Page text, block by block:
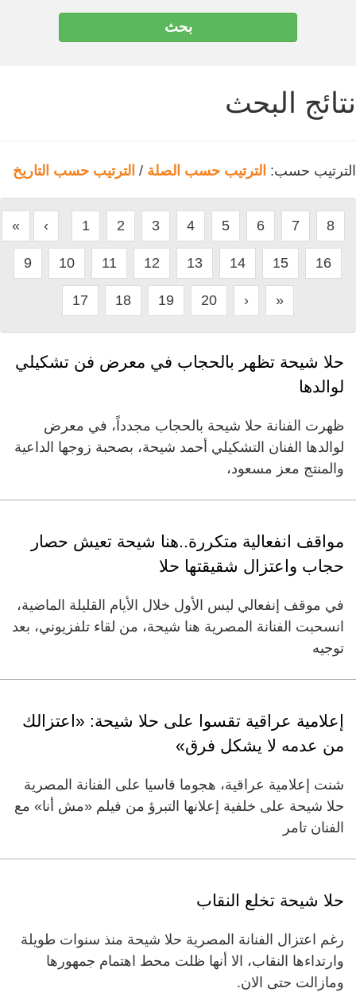
نتائج البحث
الترتيب حسب: الترتيب حسب الصلة / الترتيب حسب التاريخ
« ‹ 1 2 3 4 5 6 7 8
9 10 11 12 13 14 15 16
17 18 19 20 › »
حلا شيحة تظهر بالحجاب في معرض فن تشكيلي
لوالدها
ظهرت الفنانة حلا شيحة بالحجاب مجدداً، في معرض
لوالدها الفنان التشكيلي أحمد شيحة، بصحبة زوجها الداعية
والمنتج معز مسعود،
مواقف انفعالية متكررة..هنا شيحة تعيش حصار
حجاب واعتزال شقيقتها حلا
في موقف إنفعالي ليس الأول خلال الأيام القليلة الماضية،
انسحبت الفنانة المصرية هنا شيحة، من لقاء تلفزيوني، بعد
توجيه
إعلامية عراقية تقسوا على حلا شيحة: «اعتزالك
من عدمه لا يشكل فرق»
شنت إعلامية عراقية، هجوما قاسيا على الفنانة المصرية
حلا شيحة على خلفية إعلانها التبرؤ من فيلم «مش أنا» مع
الفنان تامر
حلا شيحة تخلع النقاب
رغم اعتزال الفنانة المصرية حلا شيحة منذ سنوات طويلة
وارتداءها النقاب، الا أنها ظلت محط اهتمام جمهورها
ومازالت حتى الان.